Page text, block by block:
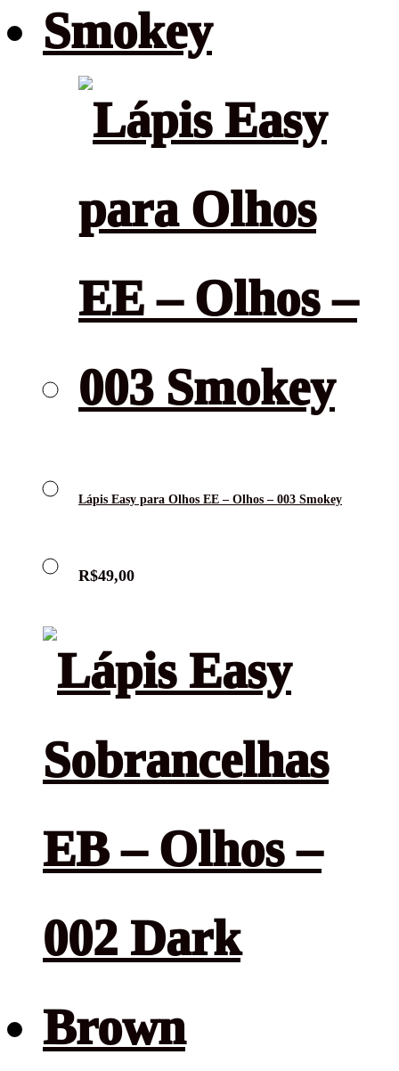
Lápis Easy para Olhos EE – Olhos – 003 Smokey
R$49,00